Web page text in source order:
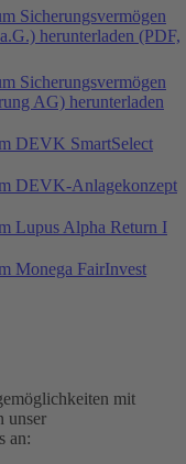
Sicherungsvermögen
herunterladen (PDF,
Sicherungsvermögen
AG) herunterladen
DEVK SmartSelect
DEVK-Anlagekonzept
Lupus Alpha Return I
Monega FairInvest
mit
unser
an: